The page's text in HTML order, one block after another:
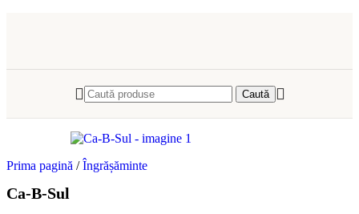
Caută
Prima pagină / Îngrășăminte
Ca-B-Sul